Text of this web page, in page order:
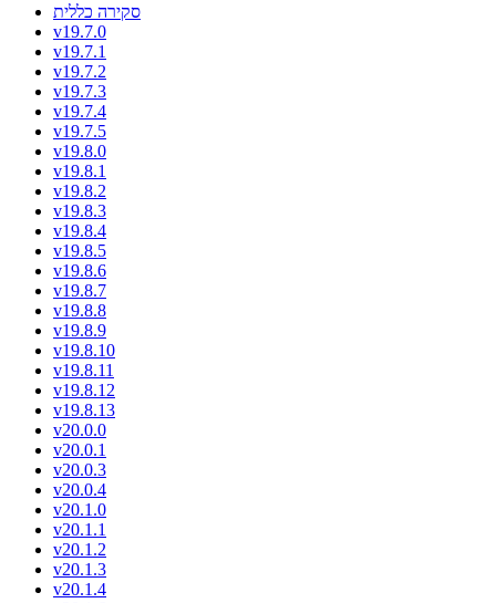
סקירה כללית
v19.7.0
v19.7.1
v19.7.2
v19.7.3
v19.7.4
v19.7.5
v19.8.0
v19.8.1
v19.8.2
v19.8.3
v19.8.4
v19.8.5
v19.8.6
v19.8.7
v19.8.8
v19.8.9
v19.8.10
v19.8.11
v19.8.12
v19.8.13
v20.0.0
v20.0.1
v20.0.3
v20.0.4
v20.1.0
v20.1.1
v20.1.2
v20.1.3
v20.1.4